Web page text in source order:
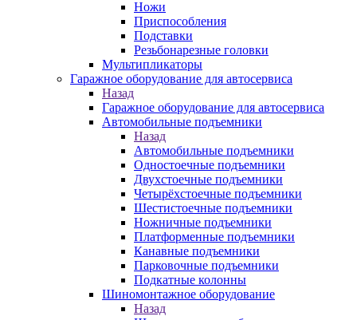
Ножи
Приспособления
Подставки
Резьбонарезные головки
Мультипликаторы
Гаражное оборудование для автосервиса
Назад
Гаражное оборудование для автосервиса
Автомобильные подъемники
Назад
Автомобильные подъемники
Одностоечные подъемники
Двухстоечные подъемники
Четырёхстоечные подъемники
Шестистоечные подъемники
Ножничные подъемники
Платформенные подъемники
Канавные подъемники
Парковочные подъемники
Подкатные колонны
Шиномонтажное оборудование
Назад